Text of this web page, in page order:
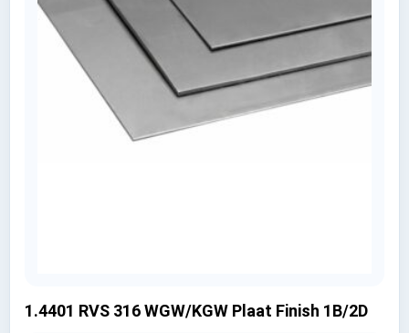
1.4401 RVS 316 WGW/KGW Plaat Finish 1B/2D